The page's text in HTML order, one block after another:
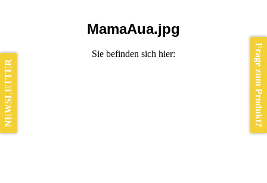
MamaAua.jpg
Sie befinden sich hier: Frage zum Produkt?
NEWSLETTER